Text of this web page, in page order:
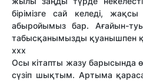
бірімізге сай келеді,
абыройымыз бар. Ағайын-
табысқанымызды қуанышпен
ххх
Осы кітапты жазу барысында
сүзіп шықтым. Артыма